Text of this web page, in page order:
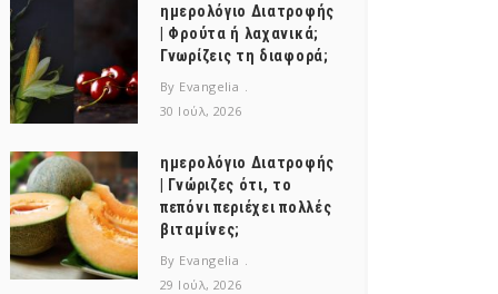
ημερολόγιο Διατροφής
| Φρούτα ή λαχανικά;
Γνωρίζεις τη διαφορά;
By Evangelia
30 Ιούλ, 2026
ημερολόγιο Διατροφής
| Γνώριζες ότι, το
πεπόνι περιέχει πολλές
βιταμίνες;
By Evangelia
29 Ιούλ, 2026